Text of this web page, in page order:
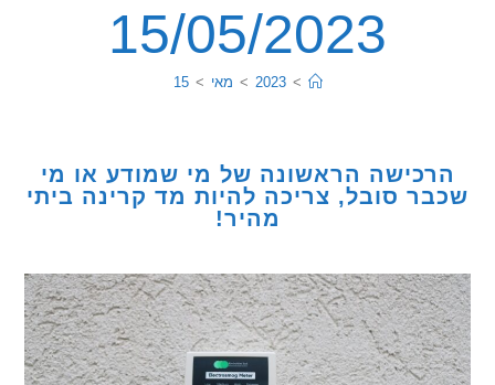
15/05/2023
2023
> מאי >
15
הראשונה של מי שמודע או מי
סובל, צריכה להיות מד קרינה ביתי
מהיר!